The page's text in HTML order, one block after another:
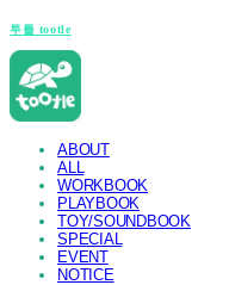
투틀 tootle
ABOUT
ALL
WORKBOOK
PLAYBOOK
TOY/SOUNDBOOK
SPECIAL
EVENT
NOTICE